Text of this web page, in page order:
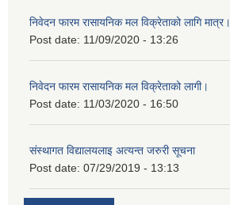
निवेदन फारम रासायनिक मल विक्रेताको लागि मात्र।
Post date: 11/09/2020 - 13:26
निवेदन फारम रासायनिक मल विक्रेताको लागी।
Post date: 11/03/2020 - 16:50
संस्थागत विद्यालयलाइ अत्यन्त जरुरी सूचना
Post date: 07/29/2019 - 13:13